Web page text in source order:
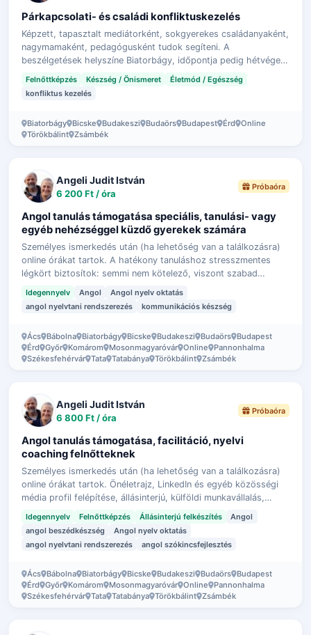
Párkapcsolati- és családi konfliktuskezelés
Képzett, tapasztalt mediátorként, sokgyerekes családanyaként,
nagymamaként, pedagógusként tudok segíteni. A
beszélgetések helyszíne Biatorbágy, időpontja pedig hétvége:
péntek este, vagy szombat, vas…
Felnőttképzés Készség / Önismeret
Életmód / Egészség
konfliktus kezelés
Biatorbágy Bicske Budakeszi Budaörs Budapest Érd
Online
Törökbálint Zsámbék
Angeli Judit István
6 200 Ft / óra
Próbaóra
Angol tanulás támogatása speciális, tanulási- vagy
egyéb nehézséggel küzdő gyerekek számára
Személyes ismerkedés után (ha lehetőség van a találkozásra)
online órákat tartok. A hatékony tanuláshoz stresszmentes
légkört biztosítok: semmi nem kötelező, viszont szabad
Idegennyelv Angol
Angol nyelv oktatás
angol nyelvtani rendszerezés
kommunikációs készség
Ács Bábolna Biatorbágy Bicske Budakeszi Budaörs Budapest
Érd
Győr Komárom Mosonmagyaróvár Online
Pannonhalma
Székesfehérvár Tata Tatabánya Törökbálint Zsámbék
Angeli Judit István
6 800 Ft / óra
Próbaóra
Angol tanulás támogatása, facilitáció, nyelvi
coaching felnőtteknek
Személyes ismerkedés után (ha lehetőség van a találkozásra)
online órákat tartok. Önéletrajz, LinkedIn és egyéb közösségi
média profil felépítése, állásinterjú, külföldi munkavállalás,
Idegennyelv Felnőttképzés Állásinterjú felkészítés
Angol
angol beszédkészség
Angol nyelv oktatás
angol nyelvtani rendszerezés
angol szókincsfejlesztés
Ács Bábolna Biatorbágy Bicske Budakeszi Budaörs Budapest
Érd
Győr Komárom Mosonmagyaróvár Online
Pannonhalma
Székesfehérvár Tata Tatabánya Törökbálint Zsámbék